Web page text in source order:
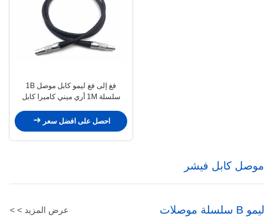
فغ إلى فغ ليمو كابل موصل 1B
سلسلة 1M أري ميني كاميرا كابل
احصل على افضل سعر
موصل كابل فيشر
ليمو B سلسلة موصلات عرض المزيد > >